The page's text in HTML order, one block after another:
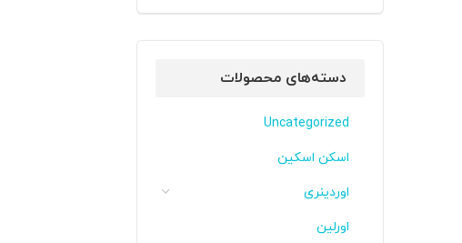
دسته‌های محصولات
Uncategorized
اسکن اسکین
اوردینری
اورلین